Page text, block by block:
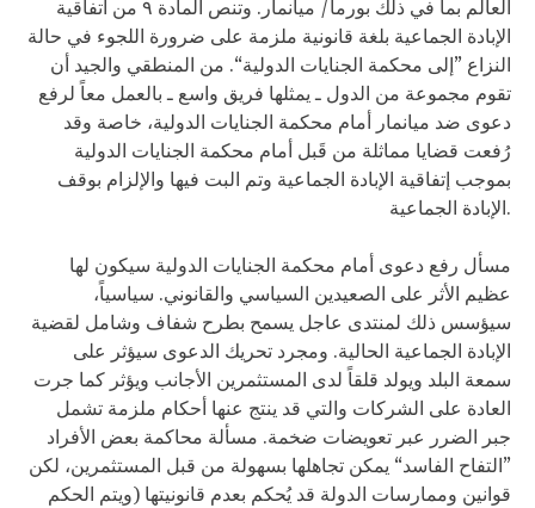
العالم بما في ذلك بورما/ ميانمار. وتنص المادة ٩ من اتفاقية
الإبادة الجماعية بلغة قانونية ملزمة على ضرورة اللجوء في حالة
النزاع ”إلى محكمة الجنايات الدولية“. من المنطقي والجيد أن
تقوم مجموعة من الدول ـ يمثلها فريق واسع ـ بالعمل معاً لرفع
دعوى ضد ميانمار أمام محكمة الجنايات الدولية، خاصة وقد
رُفعت قضايا مماثلة من قَبل أمام محكمة الجنايات الدولية
بموجب إتفاقية الإبادة الجماعية وتم البت فيها والإلزام بوقف
الإبادة الجماعية.
مسأل رفع دعوى أمام محكمة الجنايات الدولية سيكون لها
عظيم الأثر على الصعيدين السياسي والقانوني. سياسياً،
سيؤسس ذلك لمنتدى عاجل يسمح بطرح شفاف وشامل لقضية
الإبادة الجماعية الحالية. ومجرد تحريك الدعوى سيؤثر على
سمعة البلد ويولد قلقاً لدى المستثمرين الأجانب ويؤثر كما جرت
العادة على الشركات والتي قد ينتج عنها أحكام ملزمة تشمل
جبر الضرر عبر تعويضات ضخمة. مسألة محاكمة بعض الأفراد
”التفاح الفاسد“ يمكن تجاهلها بسهولة من قبل المستثمرين، لكن
قوانين وممارسات الدولة قد يُحكم بعدم قانونيتها (ويتم الحكم